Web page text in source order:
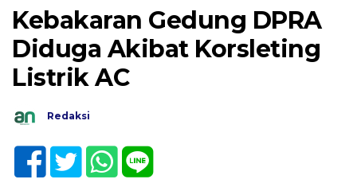
Kebakaran Gedung DPRA
Diduga Akibat Korsleting
Listrik AC
Redaksi